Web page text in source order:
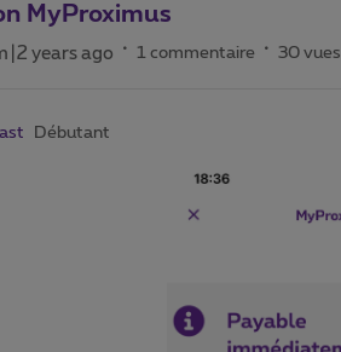
MyProximus
years ago 1 commentaire 30 vues
Débutant